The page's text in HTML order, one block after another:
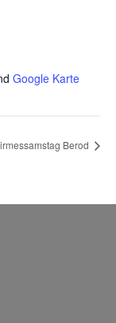
Google Karte
Berod